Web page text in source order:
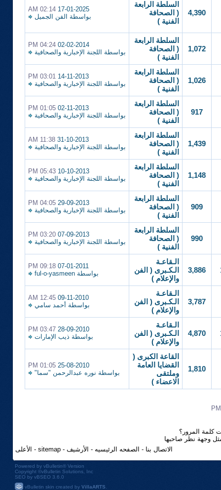
4,390
السلطة الرابعة
( الصحافة
الفنية )
17-01-2025
02:14 AM
بواسطة الفن الجميل
1,072
السلطة الرابعة
( الصحافة
الفنية )
02-02-2014
04:24 PM
بواسطة اللجنة الإخبارية والصحافية
1,026
السلطة الرابعة
( الصحافة
الفنية )
14-11-2013
03:01 PM
بواسطة اللجنة الإخبارية والصحافية
917
السلطة الرابعة
( الصحافة
الفنية )
02-11-2013
01:05 PM
بواسطة اللجنة الإخبارية والصحافية
1,439
السلطة الرابعة
( الصحافة
الفنية )
31-10-2013
11:38 AM
بواسطة اللجنة الإخبارية والصحافية
1,148
السلطة الرابعة
( الصحافة
الفنية )
10-10-2013
05:43 PM
بواسطة اللجنة الإخبارية والصحافية
909
السلطة الرابعة
( الصحافة
الفنية )
29-09-2013
04:05 PM
بواسطة اللجنة الإخبارية والصحافية
990
السلطة الرابعة
( الصحافة
الفنية )
07-09-2013
03:20 PM
بواسطة اللجنة الإخبارية والصحافية
3,886
الـقاعـة
الـكـبرى ( الفن
والإعلام )
07-01-2011
09:18 PM
بواسطةful-o-yasmeen
3,787
الـقاعـة
الـكـبرى ( الفن
والإعلام )
09-11-2010
12:45 AM
بواسطة أحمد سامي
4,870
الـقاعـة
الـكـبرى ( الفن
والإعلام )
28-09-2010
03:47 PM
بواسطة ذيب الإمارات
1,810
القاعة الكبرى (
القضايا العامة
وملتقى
الاعضاء )
25-08-2010
01:05 PM
بواسطة نوره عبدالرحمن "سما"
كلمة المرور؟
وجهة نظر صاحبها
الاتصال بنا - الصفحه الرئيسيه - الأرشيف -
sitemap
- الأعلى
Powered by vBulletin®Version
Copyright ©vBulletin Solutions, Inc
SEO by vBSEO 3.6.0
vBulletin skin created by VillaARTS